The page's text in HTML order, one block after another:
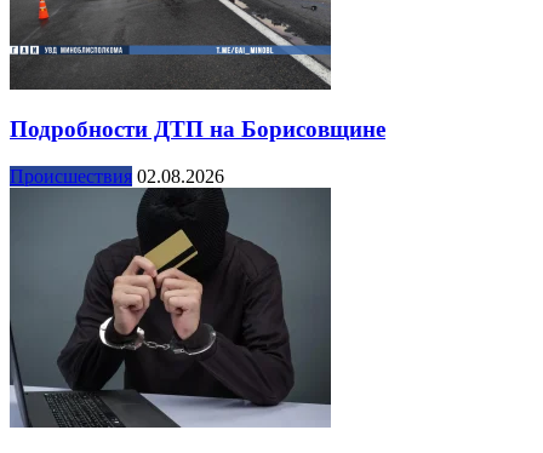
Подробности ДТП на Борисовщине
Происшествия 02.08.2026